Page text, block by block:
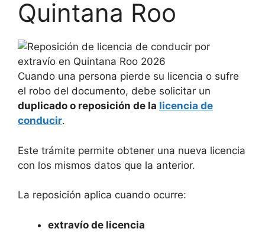
Quintana Roo
Cuando una persona pierde su licencia o sufre
el robo del documento, debe solicitar un
duplicado o reposición de la licencia de
conducir.
Este trámite permite obtener una nueva licencia
con los mismos datos que la anterior.
La reposición aplica cuando ocurre:
extravío de licencia